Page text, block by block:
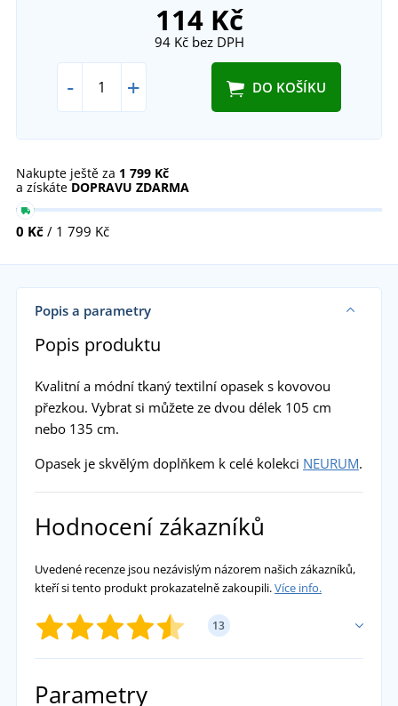
114 Kč
94 Kčbez DPH
- + DO KOŠÍKU
Nakupte ještě za 1 799 Kč
a získáte DOPRAVU ZDARMA
0 Kč / 1 799 Kč
Popis a parametry
Popis produktu
Kvalitní a módní tkaný textilní opasek s kovovou
přezkou. Vybrat si můžete ze dvou délek 105 cm
nebo 135 cm.
Opasek je skvělým doplňkem k celé kolekci NEURUM.
Hodnocení zákazníků
Uvedené recenze jsou nezávislým názorem našich zákazníků,
kteří si tento produkt prokazatelně zakoupili.Více info.
13
Parametry